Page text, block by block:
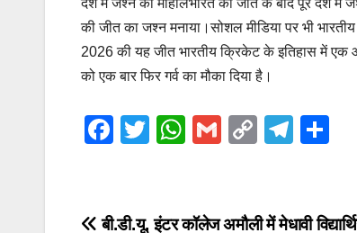
देश में जश्न का माहौलभारत की जीत के बाद पूरे देश में
की जीत का जश्न मनाया।सोशल मीडिया पर भी
2026 की यह जीत भारतीय क्रिकेट के इतिहास में एक
को एक बार फिर गर्व का मौका दिया है।
F
e
T
er
W
s
G
C
y
T
gr e
बी.डी.यू. इंटर कॉलेज अमौली में मेधावी